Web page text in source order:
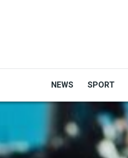
NEWS SPORT